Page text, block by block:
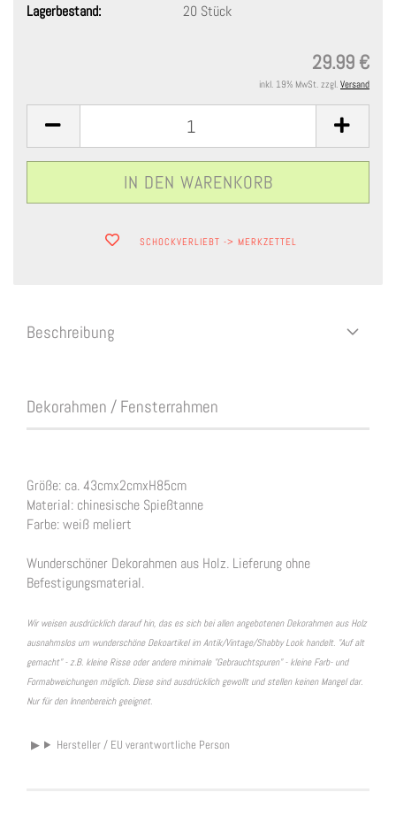
Lagerbestand:
20 Stück
29.99 €
inkl. 19% MwSt. zzgl. Versand
SCHOCKVERLIEBT -> MERKZETTEL
Beschreibung
Dekorahmen / Fensterrahmen
Größe: ca. 43cmx2cmxH85cm
Material: chinesische Spießtanne
Farbe: weiß meliert
Wunderschöner Dekorahmen aus Holz. Lieferung ohne
Befestigungsmaterial.
Wir weisen ausdrücklich darauf hin, das es sich bei allen angebotenen Dekorahmen aus Holz
ausnahmslos um wunderschöne Dekoartikel im Antik/Vintage/Shabby Look handelt. "Auf alt
gemacht" - z.B. kleine Risse oder andere minimale "Gebrauchtspuren" - kleine Farb- und
Formabweichungen möglich. Diese sind ausdrücklich gewollt und stellen keinen Mangel dar.
Nur für den Innenbereich geeignet.
Hersteller / EU verantwortliche Person